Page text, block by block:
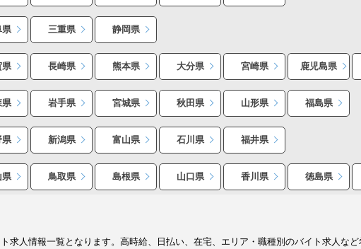
県 三重県 静岡県
県 長崎県 熊本県 大分県 宮崎県 鹿児島県
県 岩手県 宮城県 秋田県 山形県 福島県
県 新潟県 富山県 石川県 福井県
県 鳥取県 島根県 山口県 香川県 徳島県
求人情報一覧となります。高時給、日払い、在宅、エリア・職種別のバイト求人な